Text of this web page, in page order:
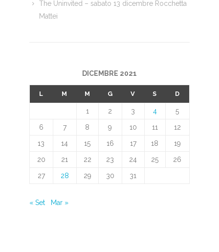
The Uninvited – sabato 13 dicembre Rocchetta
Mattei
DICEMBRE 2021
L M M G V S D
1 2 3 4 5
6 7 8 9 10 11 12
13 14 15 16 17 18 19
20 21 22 23 24 25 26
27 28 29 30 31
« Set Mar »